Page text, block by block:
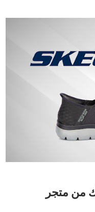
من متجر